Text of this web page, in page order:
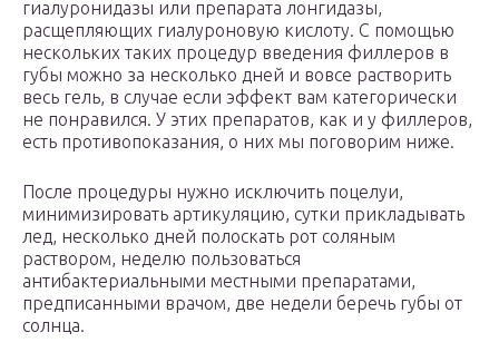
гиалуронидазы или препарата лонгидазы,
расщепляющих гиалуроновую кислоту. С помощью
нескольких таких процедур введения филлеров в
губы можно за несколько дней и вовсе растворить
весь гель, в случае если эффект вам категорически
не понравился. У этих препаратов, как и у филлеров,
есть противопоказания, о них мы поговорим ниже.
После процедуры нужно исключить поцелуи,
минимизировать артикуляцию, сутки прикладывать
лед, несколько дней полоскать рот соляным
раствором, неделю пользоваться
антибактериальными местными препаратами,
предписанными врачом, две недели беречь губы от
солнца.